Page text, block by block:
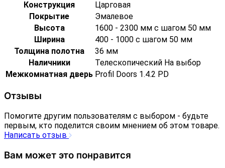
Конструкция
Царговая
Покрытие
Эмалевое
Высота
1600 - 2300 мм с шагом 50 мм
Ширина
400 - 1000 с шагом 50 мм
Толщина полотна
36 мм
Наличники
Телескопический На выбор
Межкомнатная дверь Profil Doors 1.4.2 PD
Отзывы
Помогите другим пользователям с выбором - будьте
первым, кто поделится своим мнением об этом товаре.
Написать отзыв
Вам может это понравится